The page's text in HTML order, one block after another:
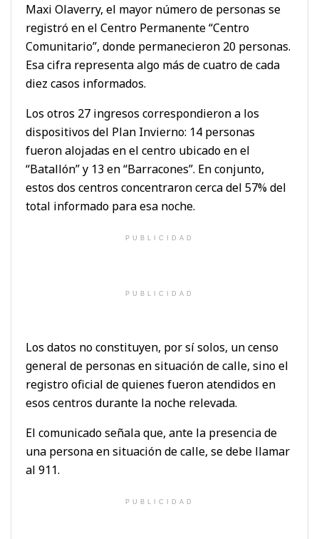
Maxi Olaverry, el mayor número de personas se
registró en el Centro Permanente “Centro
Comunitario”, donde permanecieron 20 personas.
Esa cifra representa algo más de cuatro de cada
diez casos informados.
Los otros 27 ingresos correspondieron a los
dispositivos del Plan Invierno: 14 personas
fueron alojadas en el centro ubicado en el
“Batallón” y 13 en “Barracones”. En conjunto,
estos dos centros concentraron cerca del 57% del
total informado para esa noche.
PUBLICIDAD
PUBLICIDAD
Los datos no constituyen, por sí solos, un censo
general de personas en situación de calle, sino el
registro oficial de quienes fueron atendidos en
esos centros durante la noche relevada.
El comunicado señala que, ante la presencia de
una persona en situación de calle, se debe llamar
al 911.
PUBLICIDAD